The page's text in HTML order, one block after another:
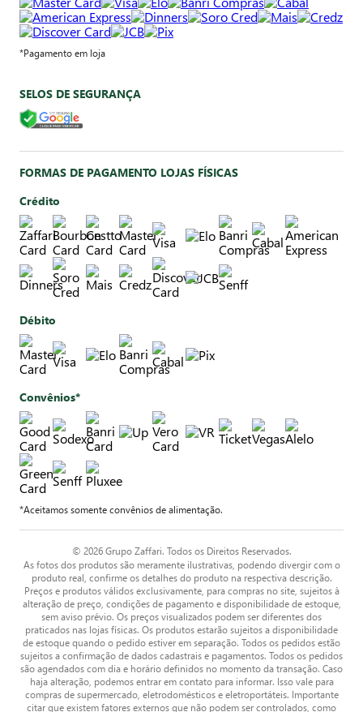
*Pagamento em loja
SELOS DE SEGURANÇA
FORMAS DE PAGAMENTO LOJAS FÍSICAS
Crédito
Débito
Convênios*
*Aceitamos somente convênios de alimentação.
© 2026 Grupo Zaffari. Todos os Direitos Reservados.
As fotos dos produtos são meramente ilustrativas, podendo divergir com o
produto real, confirme os detalhes do produto na respectiva descrição.
Preços e produtos válidos exclusivamente, para compras no site, sujeitos à
alteração de preço, condições de pagamento e disponibilidade de estoque,
sem aviso prévio. Os preços visualizados podem ser diferentes dos
praticados nas lojas físicas. Os produtos estarão sujeitos a disponibilidade
de estoque quando o pedido estiver em separação. Todos os pedidos estão
sujeitos a confirmação de dados cadastrais e pagamentos. Todos os pedidos
são agendados com dia e horário definidos no momento da transação. Caso
haja alteração, podemos entrar em contato para informar. Isso vale para
compras de supermercado, eletrodomésticos e eletroportáteis. Importante
citar que existem fatores externos que não podem ser controlados, como